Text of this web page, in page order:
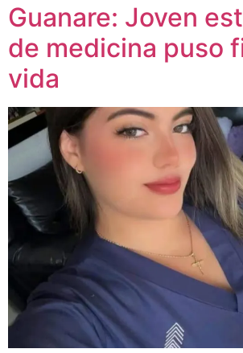
Guanare: Joven
de medicina puso
vida